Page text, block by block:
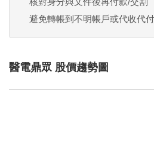
避免轉帳到不明帳戶或代收代
醫電鼎眾 股價趨勢圖